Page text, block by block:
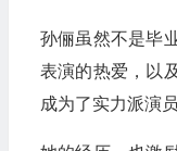
孙俪虽然不是毕
表演的热爱，以
成为了实力派演员